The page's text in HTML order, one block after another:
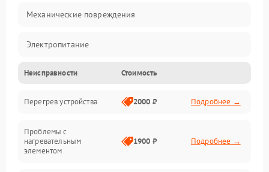
Механические повреждения
Электропитание
Парообразование
Герметичность
Механика
Неисправности Стоимость
Перегрев устройства 2000 ₽ Подробнее →
Проблемы с
нагревательным
элементом
1900 ₽ Подробнее →